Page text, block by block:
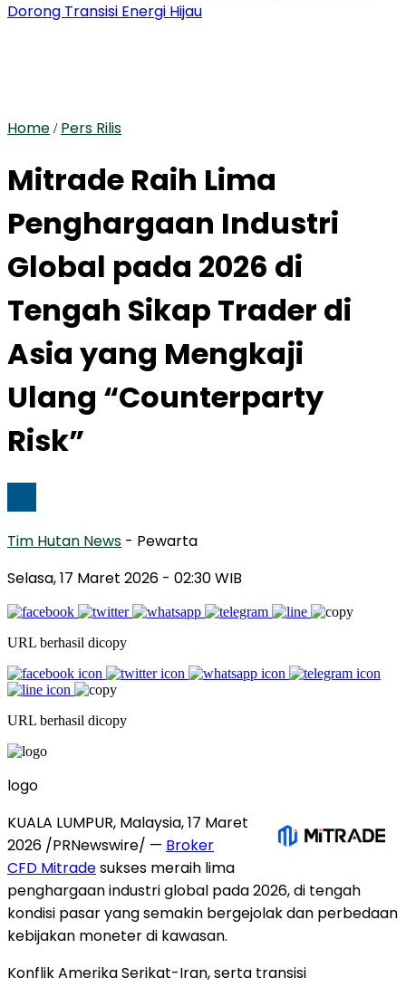
Dorong Transisi Energi Hijau
Home / Pers Rilis
Mitrade Raih Lima
Penghargaan Industri
Global pada 2026 di
Tengah Sikap Trader di
Asia yang Mengkaji
Ulang “Counterparty
Risk”
Tim Hutan News - Pewarta
Selasa, 17 Maret 2026 - 02:30 WIB
URL berhasil dicopy
URL berhasil dicopy
logo
KUALA LUMPUR, Malaysia, 17 Maret
2026 /PRNewswire/ — Broker
CFD Mitradesukses meraih lima
penghargaan industri global pada 2026, di tengah
kondisi pasar yang semakin bergejolak dan perbedaan
kebijakan moneter di kawasan.
Konflik Amerika Serikat-Iran, serta transisi